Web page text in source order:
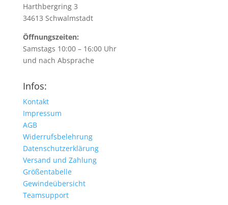
Harthbergring 3
34613 Schwalmstadt
Öffnungszeiten:
Samstags 10:00 – 16:00 Uhr
und nach Absprache
Infos:
Kontakt
Impressum
AGB
Widerrufsbelehrung
Datenschutzerklärung
Versand und Zahlung
Größentabelle
Gewindeübersicht
Teamsupport